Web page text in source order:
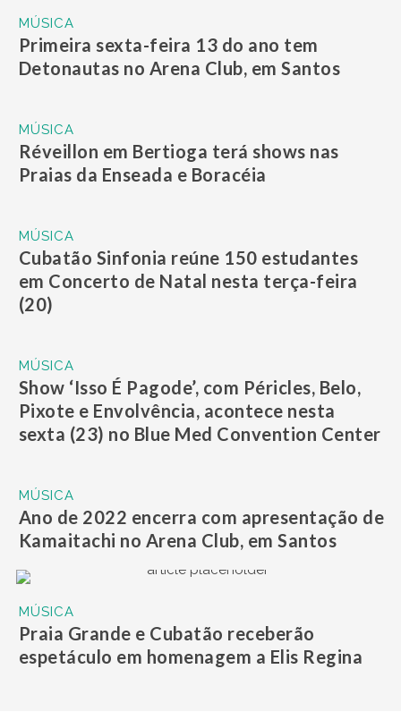
MÚSICA
Primeira sexta-feira 13 do ano tem
Detonautas no Arena Club, em Santos
MÚSICA
Réveillon em Bertioga terá shows nas
Praias da Enseada e Boracéia
MÚSICA
Cubatão Sinfonia reúne 150 estudantes
em Concerto de Natal nesta terça-feira
(20)
MÚSICA
Show ‘Isso É Pagode’, com Péricles, Belo,
Pixote e Envolvência, acontece nesta
sexta (23) no Blue Med Convention Center
MÚSICA
Ano de 2022 encerra com apresentação de
Kamaitachi no Arena Club, em Santos
MÚSICA
Praia Grande e Cubatão receberão
espetáculo em homenagem a Elis Regina